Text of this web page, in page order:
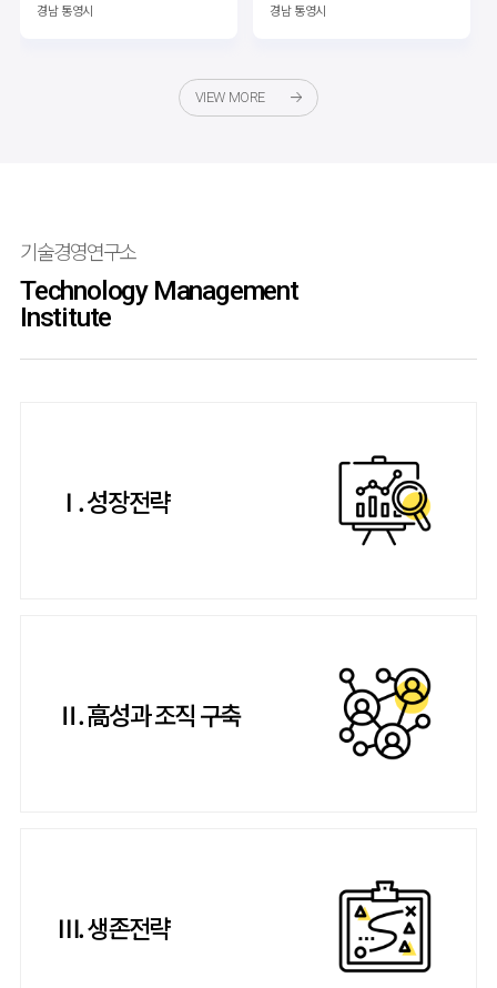
VIEW MORE
경남 통영시 경남 통영시
기술경영연구소
Technology Management
Institute
Ⅰ. 성장전략
Ⅱ. 高성과 조직 구축
Ⅲ. 생존전략